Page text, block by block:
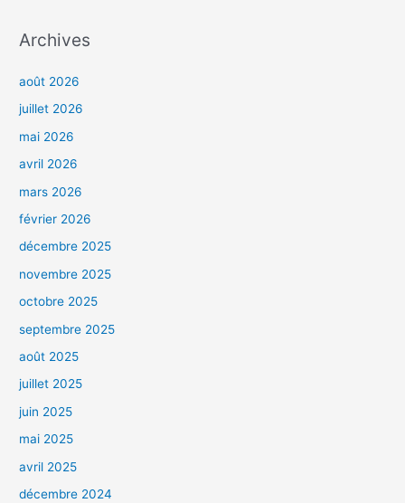
Archives
août 2026
juillet 2026
mai 2026
avril 2026
mars 2026
février 2026
décembre 2025
novembre 2025
octobre 2025
septembre 2025
août 2025
juillet 2025
juin 2025
mai 2025
avril 2025
décembre 2024